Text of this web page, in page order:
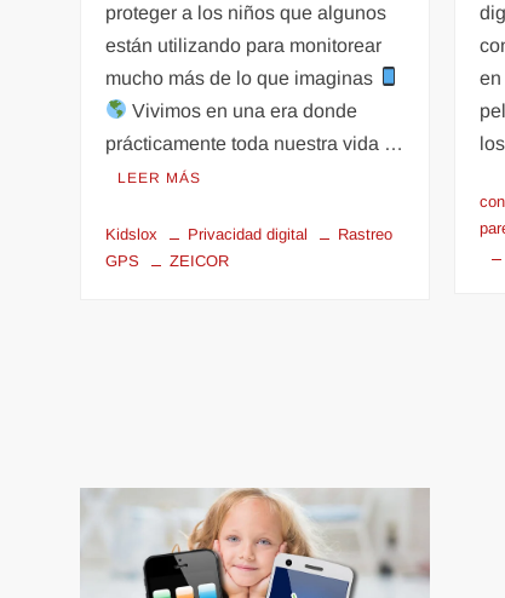
proteger a los niños que algunos
están utilizando para monitorear
mucho más de lo que imaginas
Vivimos en una era donde
prácticamente toda nuestra vida …
LEER MÁS
Kidslox Privacidad digital
Rastreo
GPS
ZEICOR
en